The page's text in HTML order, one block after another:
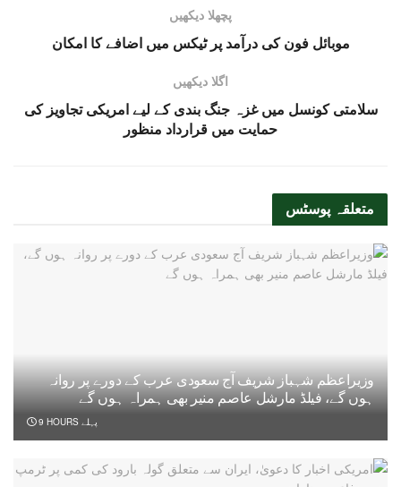
پچھلا دیکھیں
موبائل فون کی درآمد پر ٹیکس میں اضافے کا امکان
اگلا دیکھیں
سلامتی کونسل میں غزہ جنگ بندی کے لیے امریکی تجاویز کی
حمایت میں قرارداد منظور
متعلقہ پوسٹس
وزیراعظم شہباز شریف آج سعودی عرب کے دورے پر روانہ
ہوں گے، فیلڈ مارشل عاصم منیر بھی ہمراہ ہوں گے
9 HOURS پہلے